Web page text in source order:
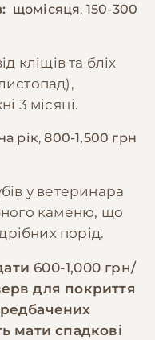
щомісяця, 150-300
кліщів та бліх
3 місяці.
рік,800-1,500 грн
у ветеринара
каменю, що
порід.
600-1,000 грн/
для покриття
мати спадкові